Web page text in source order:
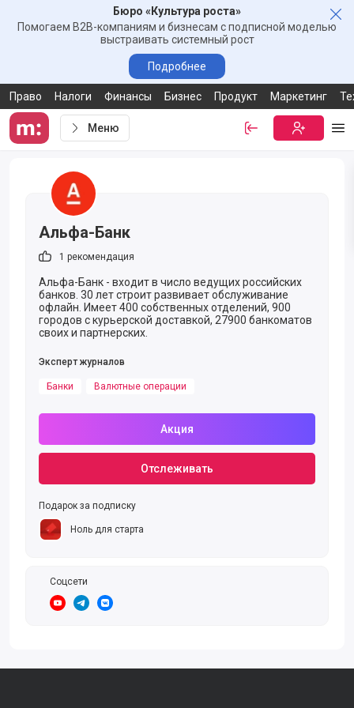
Бюро «Культура роста»
Помогаем B2B-компаниям и бизнесам с подписной моделью
выстраивать системный рост
Подробнее
Право Налоги Финансы Бизнес Продукт Маркетинг
Меню Войти
Альфа-Банк
1 рекомендация
Альфа-Банк - входит в число ведущих российских
банков. 30 лет строит развивает обслуживание
офлайн. Имеет 400 собственных отделений, 900
городов с курьерской доставкой, 27900 банкоматов
своих и партнерских.
Эксперт журналов
Банки Валютные операции
Акция
Отслеживать
Подарок за подписку
Ноль для старта
Соцсети
https://www.youtube.com/user/alfabankru
https://t.me/AlfaBank
https://vk.com/alfabank